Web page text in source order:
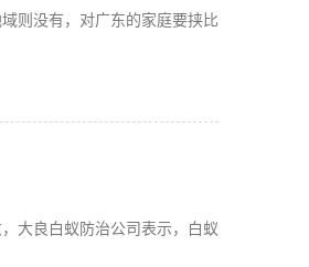
则没有，对广东的家庭要挟比
大良白蚁防治公司表示，白蚁